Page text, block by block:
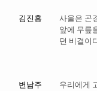
김진홍
사울은 곤
앞에 무릎
던 비결이
변남주
우리에게